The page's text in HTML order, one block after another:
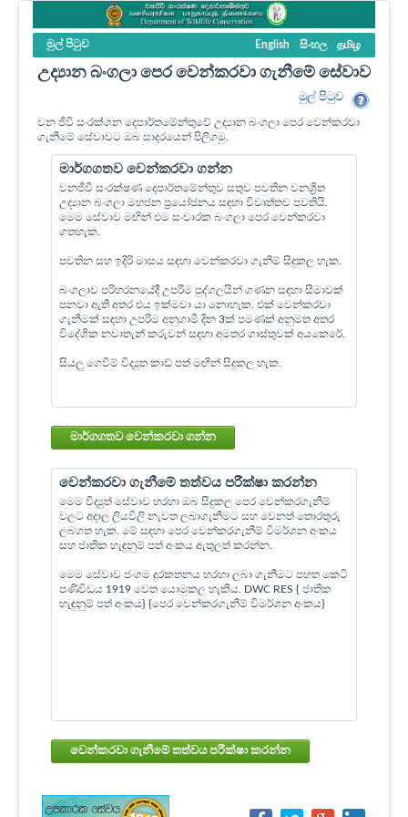
මුල් පි‍ටුව English සිංහල தமிழ
උද්‍යාන බංගලා පෙර වෙන්කරවා ගැනීමේ සේවාව
මුල් පි‍ටුව
වන ජීවී සංරක්ශන දෙපාර්තමේන්තුවේ උද්‍යාන බංගලා පෙර වෙන්කරවා
ගැනීමේ සේවාවට ඔබ සාදරයෙන් පිලිගමු.
මාර්ගගතව වෙන්කරවා ගන්න
වනජීවී සංරක්ෂණ දෙපාර්තමේන්තුව සතුව පවතින වනශ්‍රිත
උද්‍යාන බංගලා මහජන ප්‍රයෝජනය සඳහා විවෘත්තව පවතියි.
මෙම සේවාව මඟින් එම සංචාරක බංගලා පෙර වෙන්කරවා
ගතහැක.
පවතින සහ ඉදිරි මාසය සඳහා වෙන්කරවා ගැනීම් සිදුකල හැක.
බංගලාව පරිහරනයේදී උපරිම පුද්ගලයින් ගණන සඳහා සීමාවක්
පනවා ඇති අතර එය ඉක්මවා යා නොහැක. එක් වෙන්කරවා
ගැනීමක් සඳහා උපරිම අනුගාමී දින 3ක් පමණක් අනුමත අතර
විදේශික නවාතැන් කරුවන් සඳහා අමතර ගාස්තුවක් අයකෙරේ.
සියලු ගෙවීම් විද්‍යුත කාඩ් පත් මඟින් සිදුකල හැක.
මාර්ගගතව වෙන්කරවා ගන්න
වෙන්කරවා ගැනීමේ තත්වය පරීක්ෂා කරන්න
මෙම විද්‍යුත් සේවාව හරහා ඔබ සිදුකල පෙර වෙන්කරගැනීම්
වලට අදාල ලියවිලි නැවත ලබාගැනීමට සහ වෙනත් තොරතුරු
ලබගත හැක. මේ සඳහා පෙර වෙන්කරගැනීම් විමර්ශන අංකය
සහ ජාතික හැඳුනුම් පත් අංකය ඇතුලත් කරන්න.
මෙම සේවාව ජංගම දුරකතනය හරහා ලබා ගැනීමට පහත කෙටි
පණිවිඩය 1919 වෙත යොමුකල හැකිය. DWC RES { ජාතික
හැඳුනුම් පත් අංකය} {පෙර වෙන්කරගැනීම් විමර්ශන අංකය}
වෙන්කරවා ගැනීමේ තත්වය පරීක්ෂා කරන්න